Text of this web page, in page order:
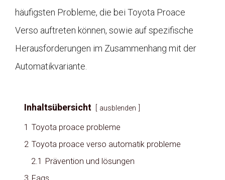
häufigsten Probleme, die bei Toyota Proace
Verso auftreten können, sowie auf spezifische
Herausforderungen im Zusammenhang mit der
Automatikvariante.
Inhaltsübersicht ausblenden
1 Toyota proace probleme
2 Toyota proace verso automatik probleme
2.1 Prävention und lösungen
3 Faqs